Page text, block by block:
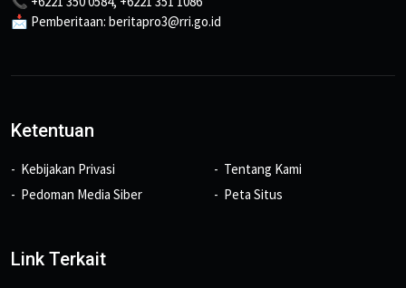
📩 Pemberitaan: beritapro3@rri.go.id
Ketentuan
Kebijakan Privasi
Pedoman Media Siber
Tentang Kami
Peta Situs
Link Terkait